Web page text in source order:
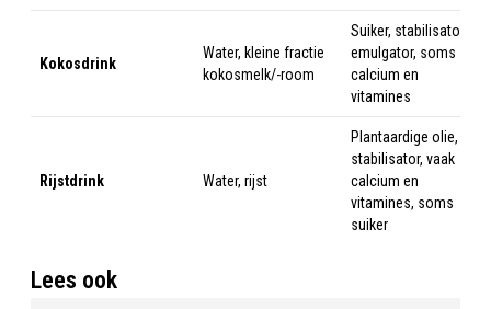
Kokosdrink
Water, kleine fractie
kokosmelk/-room
Suiker, stabilisator,
emulgator, soms
calcium en
vitamines
Rijstdrink Water, rijst
Plantaardige olie,
stabilisator, vaak
calcium en
vitamines, soms
suiker
Lees ook